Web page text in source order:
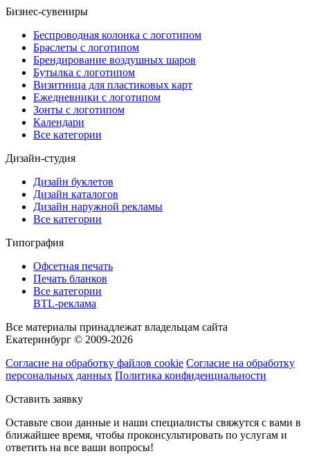
Бизнес-сувениры
Беспроводная колонка с логотипом
Браслеты с логотипом
Брендирование воздушных шаров
Бутылка с логотипом
Визитница для пластиковых карт
Ежедневники с логотипом
Зонты с логотипом
Календари
Все категории
Дизайн-студия
Дизайн буклетов
Дизайн каталогов
Дизайн наружной рекламы
Все категории
Типография
Офсетная печать
Печать бланков
Все категории
BTL-реклама
Все материалы принадлежат владельцам сайта
Екатеринбург © 2009-2026
Согласие на обработку файлов cookie Согласие на обработку
персональных данных Политика конфиденциальности
Оставить заявку
Оставьте свои данные и наши специалисты свяжутся с вами в
ближайшее время, чтобы проконсультировать по услугам и
ответить на все ваши вопросы!